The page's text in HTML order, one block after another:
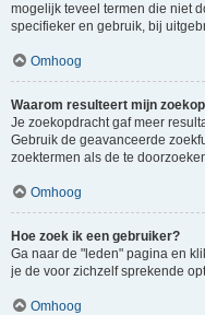
mogelijk teveel termen die niet
specifieker en gebruik, bij
Omhoog
Waarom resulteert mijn
Je zoekopdracht gaf meer
Gebruik de geavanceerde
zoektermen als de te
Omhoog
Hoe zoek ik een gebruiker?
Ga naar de "leden" pagina en
je de voor zichzelf sprekende
Omhoog